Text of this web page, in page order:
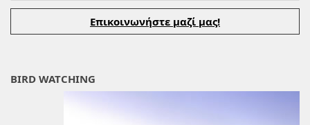
Επικοινωνήστε μαζί μας!
BIRD WATCHING